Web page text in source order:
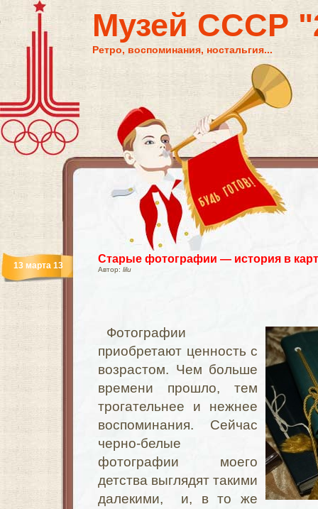
Музей СССР
Ретро, воспоминания, ностальгия...
Старые фотографии — история в
Автор: lilu
13 марта 13
Фотографии
приобретают ценность с
возрастом. Чем больше
времени прошло, тем
трогательнее и нежнее
воспоминания. Сейчас
черно-белые
фотографии моего
детства выглядят такими
далекими, и, в то же